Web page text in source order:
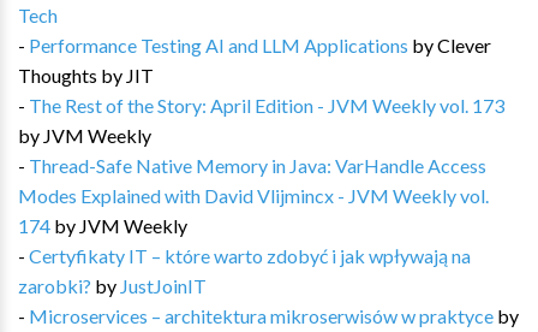
Tech
- Performance Testing AI and LLM Applications byClever
Thoughts by JIT
- The Rest of the Story: April Edition - JVM Weekly vol. 173
by JVM Weekly
- Thread-Safe Native Memory in Java: VarHandle Access
Modes Explained with David Vlijmincx - JVM Weekly vol.
174 by JVM Weekly
- Certyfikaty IT – które warto zdobyć i jak wpływają na
zarobki? by JustJoinIT
- Microservices – architektura mikroserwisów w praktyce by